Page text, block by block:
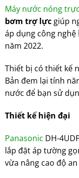
Máy nước nóng
bơm trợ lựcgiúp
áp dụng công
năm 2022.
Thiết bị có thiết kế
Bản đem lại tính
nước để bạn sử
Thiết kế hiện đại
Panasonic DH-
lắp đặt áp tường
vừa nâng cao độ